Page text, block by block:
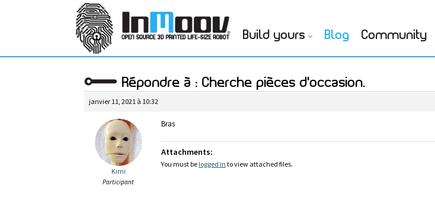
Build yours Blog Community
Répondre à : Cherche pièces d'occasion.
janvier 11, 2021 à 10:32
Kimi
Participant
Bras
Attachments:
You must be logged in to view attached files.